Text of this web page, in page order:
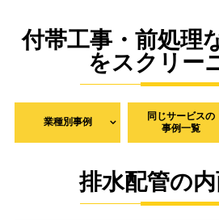
付帯工事・前処理
をスクリー
業種別事例
同じサービスの
事例一覧
排水配管の